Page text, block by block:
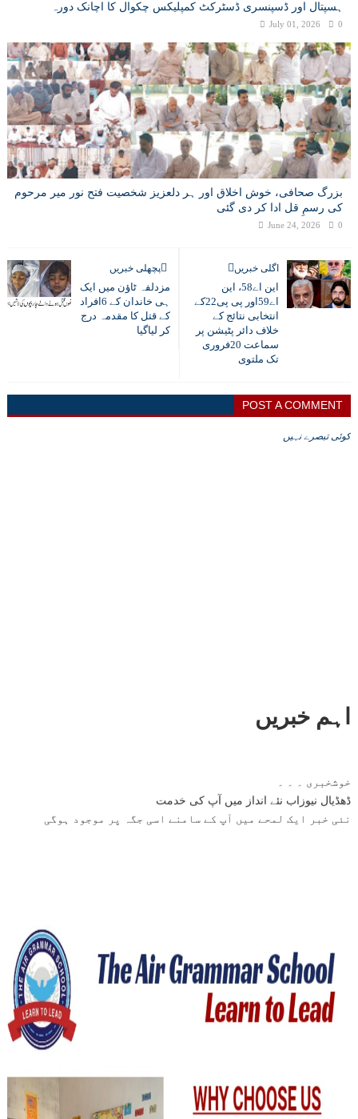
ہسپتال اور ڈسپنسری ڈسٹرکٹ کمپلیکس چکوال کا اچانک دورہ
July 01, 2026 0
بزرگ صحافی، خوش اخلاق اور ہر دلعزیز شخصیت فتح نور میر مرحوم
کی رسمِ قل ادا کر دی گئی
June 24, 2026 0
اگلی خبریں
این اے58، این
اے59اور پی پی22کے
انتخابی نتائج کے
خلاف دائر پٹیشن پر
سماعت 20فروری
تک ملتوی
پچھلی خبریں
مزدلفہ ٹاﺅن میں ایک
ہی خاندان کے 6افراد
کے قتل کا مقدمہ درج
کر لیاگیا
POST A COMMENT
کوئی تبصرے نہیں
اہم خبریں
ڈھڈیال نیوزاب نئے انداز میں آپ کی خدمت
نئی خبر ایک لمحے میں آپ کے سامنے اسی جگہ پر موجود ہوگی